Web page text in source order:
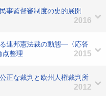
事監督審制度の史的展開
2016
連邦憲法裁の動態―〈応答
点整理
2015
正な裁判と欧州人権裁判所
2012